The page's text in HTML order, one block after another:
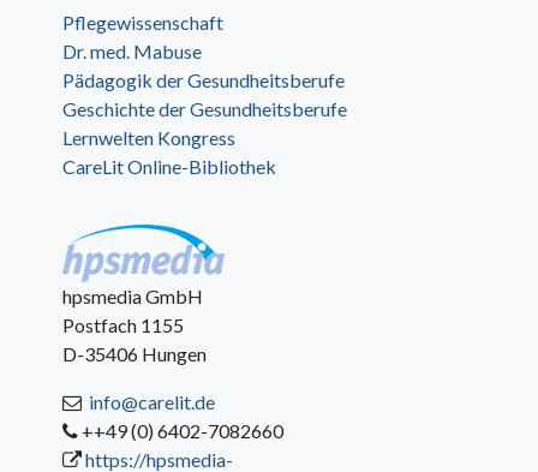
Pflegewissenschaft
Dr. med. Mabuse
Pädagogik der Gesundheitsberufe
Geschichte der Gesundheitsberufe
Lernwelten Kongress
CareLit Online-Bibliothek
hpsmedia GmbH
Postfach 1155
D-35406 Hungen
info@carelit.de
++49 (0) 6402-7082660
https://hpsmedia-